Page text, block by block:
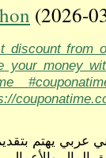
(2026-
discount from
your money
عربي يهتم